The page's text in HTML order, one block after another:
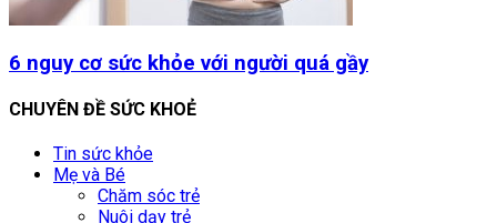
6 nguy cơ sức khỏe với người quá gầy
CHUYÊN ĐỀ SỨC KHOẺ
Tin sức khỏe
Mẹ và Bé
Chăm sóc trẻ
Nuôi dạy trẻ